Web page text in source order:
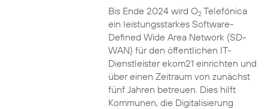
Bis Ende 2024 wird O2Telefónica
ein leistungsstarkes Software-
Defined Wide Area Network (SD-
WAN) für den öffentlichen IT-
Dienstleister ekom21 einrichten und
über einen Zeitraum von zunächst
fünf Jahren betreuen. Dies hilft
Kommunen, die Digitalisierung